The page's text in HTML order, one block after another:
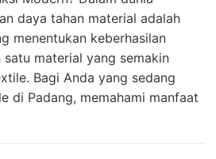
daya tahan material adalah
menentukan keberhasilan
satu material yang semakin
Bagi Anda yang sedang
di Padang, memahami manfaat